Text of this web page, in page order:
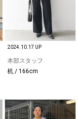
2024.10.17 UP
本部スタッフ
机 / 166cm